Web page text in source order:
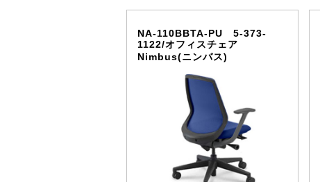
NA-110BBTA-PU 5-373-
1122/オフィスチェア
Nimbus(ニンバス)